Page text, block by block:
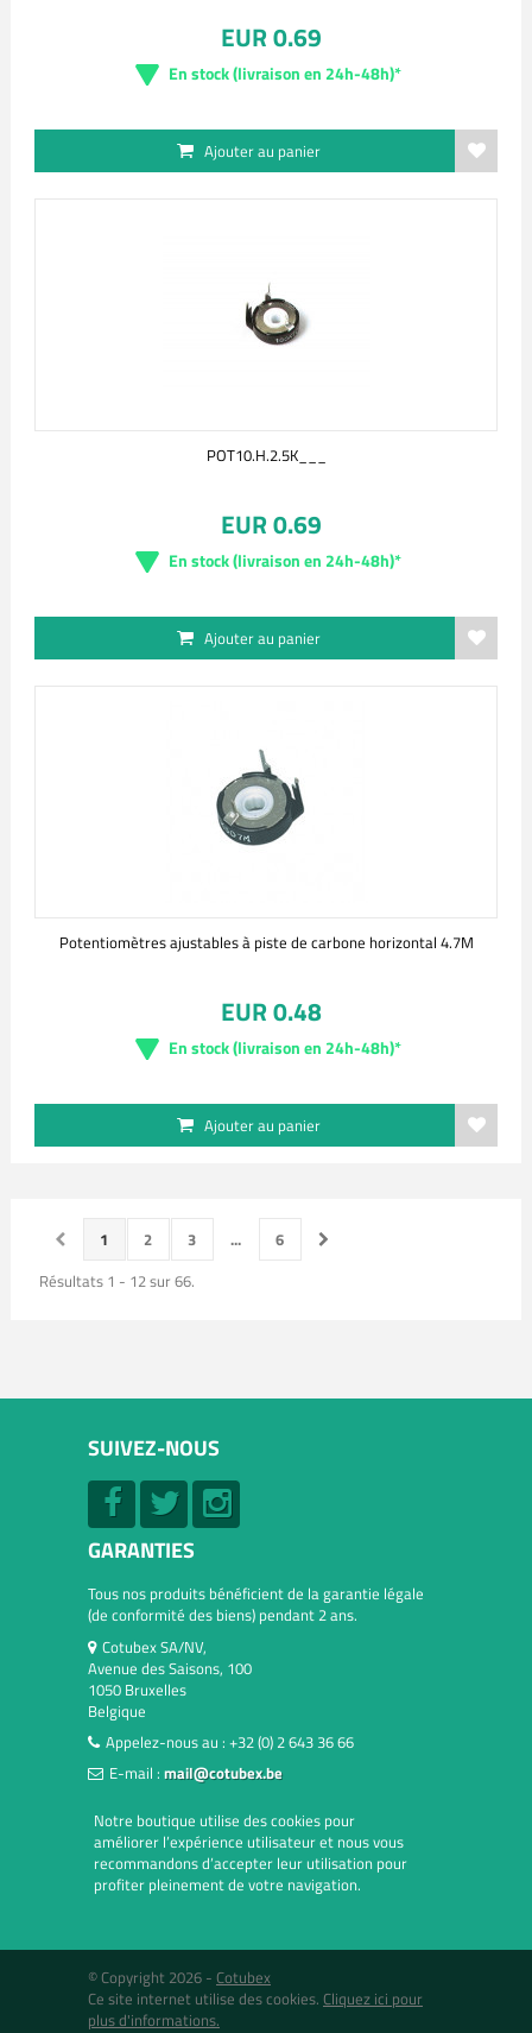
EUR 0.69
En stock (livraison en 24h-48h)*
Ajouter au panier
POT10.H.2.5K___
EUR 0.69
En stock (livraison en 24h-48h)*
Ajouter au panier
Potentiomètres ajustables à piste de carbone horizontal 4.7M
EUR 0.48
En stock (livraison en 24h-48h)*
Ajouter au panier
1 2 3 ...
6
Résultats 1 - 12 sur 66.
SUIVEZ-NOUS
GARANTIES
Tous nos produits bénéficient de la garantie légale
(de conformité des biens) pendant 2 ans.
Cotubex SA/NV,
Avenue des Saisons, 100
1050 Bruxelles
Belgique
Appelez-nous au : +32 (0) 2 643 36 66
E-mail : mail@cotubex.be
Notre boutique utilise des cookies pour
améliorer l’expérience utilisateur et nous vous
recommandons d’accepter leur utilisation pour
profiter pleinement de votre navigation.
© Copyright 2026 - Cotubex
Ce site internet utilise des cookies. Cliquez ici pour
plus d'informations.